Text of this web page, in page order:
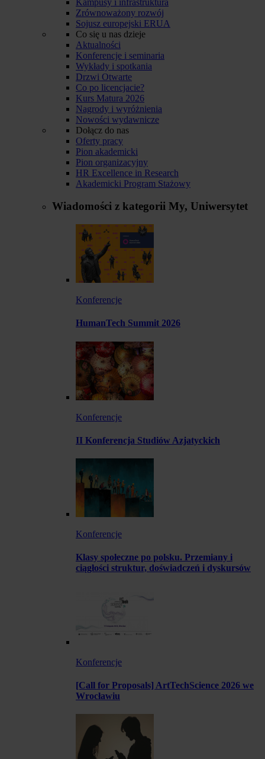
Zrównoważony rozwój
Sojusz europejski ERUA
Co się u nas dzieje
Aktualności
Konferencje i seminaria
Wykłady i spotkania
Drzwi Otwarte
Co po licencjacie?
Kurs Matura 2026
Nagrody i wyróżnienia
Nowości wydawnicze
Dołącz do nas
Oferty pracy
Pion akademicki
Pion organizacyjny
HR Excellence in Research
Akademicki Program Stażowy
Wiadomości z kategorii My, Uniwersytet
Konferencje
HumanTech Summit 2026
Konferencje
II Konferencja Studiów Azjatyckich
Konferencje
Klasy społeczne po polsku. Przemiany i
ciągłości struktur, doświadczeń i dyskursów
Konferencje
[Call for Proposals] ArtTechScience 2026 we
Wrocławiu